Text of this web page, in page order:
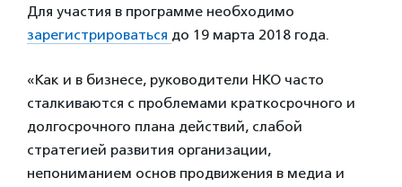
Для участия в программе необходимо
зарегистрироваться до 19 марта 2018 года.
«Как и в бизнесе, руководители НКО часто
сталкиваются с проблемами краткосрочного и
долгосрочного плана действий, слабой
стратегией развития организации,
непониманием основ продвижения в медиа и